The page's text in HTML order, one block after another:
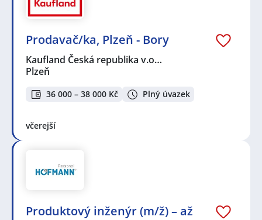
Prodavač/ka, Plzeň - Bory
Kaufland Česká republika v.o…
Plzeň
36 000 – 38 000 Kč Plný úvazek
včerejší
Produktový inženýr (m/ž) – až